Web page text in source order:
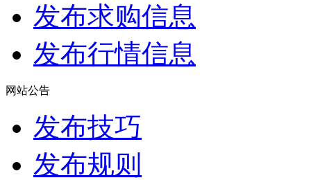
发布求购信息
发布行情信息
网站公告
发布技巧
发布规则